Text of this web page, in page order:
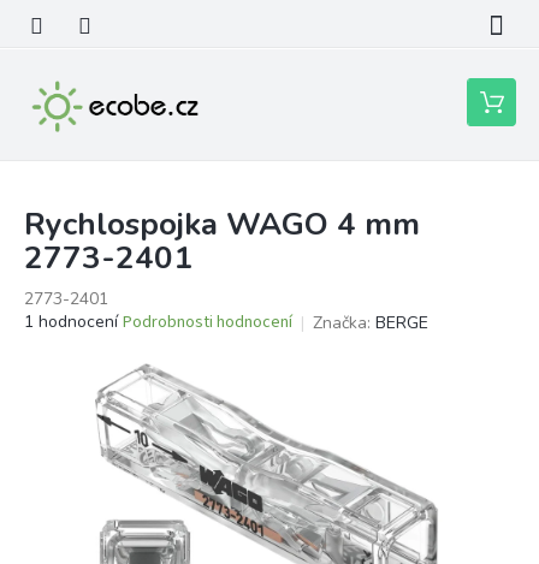
obsah
Nákupní
košík
Rychlospojka WAGO 4 mm
2773-2401
2773-2401
Průměrné
1 hodnocení Podrobnosti hodnocení Značka: BERGE